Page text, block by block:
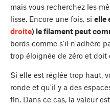
mais vous recherchez les
lisse. Encore une fois, si elle
droite) le filament peut
bords comme s'il n'adhère
trop éloignée de zéro et doit
Si elle est réglée trop haut,
ronde et qu'il y a des
fin. Dans ce cas, la valeur